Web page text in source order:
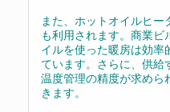
また、ホットオイルヒ
も利用されます。商業
イルを使った暖房は効
ています。さらに、供給
温度管理の精度が求めら
きます。